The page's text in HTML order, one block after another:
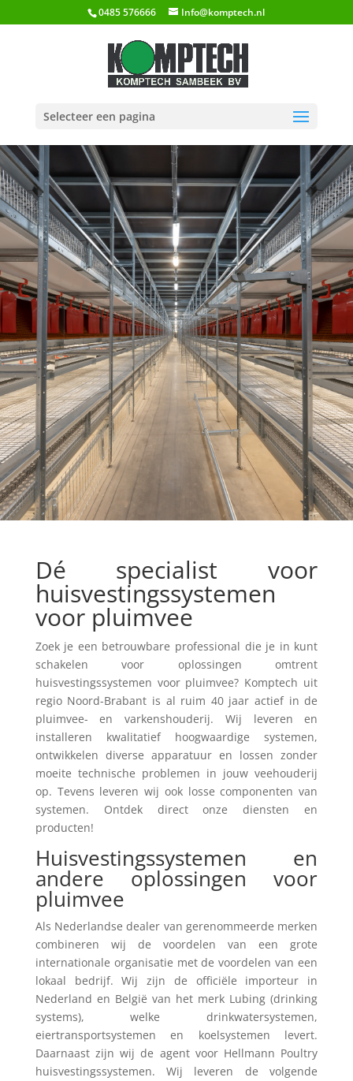
0485 576666 Info@komptech.nl
Selecteer een pagina
Dé specialist voor
huisvestingssystemen
voor pluimvee
Zoek je een betrouwbare professional die je in kunt
schakelen voor oplossingen omtrent
huisvestingssystemen voor pluimvee? Komptech uit
regio Noord-Brabant is al ruim 40 jaar actief in de
pluimvee- en varkenshouderij. Wij leveren en
installeren kwalitatief hoogwaardige systemen,
ontwikkelen diverse apparatuur en lossen zonder
moeite technische problemen in jouw veehouderij
op. Tevens leveren wij ook losse componenten van
systemen. Ontdek direct onze diensten en
producten!
Huisvestingssystemen en
andere oplossingen voor
pluimvee
Als Nederlandse dealer van gerenommeerde merken
combineren wij de voordelen van een grote
internationale organisatie met de voordelen van een
lokaal bedrijf. Wij zijn de officiële importeur in
Nederland en België van het merk Lubing (drinking
systems), welke drinkwatersystemen,
eiertransportsystemen en koelsystemen levert.
Daarnaast zijn wij de agent voor Hellmann Poultry
huisvestingssystemen. Wij leveren de volgende